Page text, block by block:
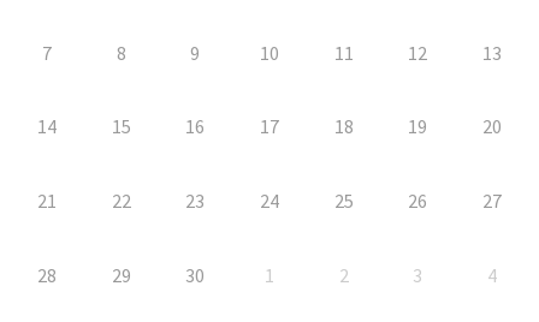
7 8 9 10 11 12 13
14 15 16 17 18 19 20
21 22 23 24 25 26 27
28 29 30 1 2 3 4